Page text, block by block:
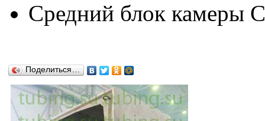
Средний блок камеры
Поделиться…